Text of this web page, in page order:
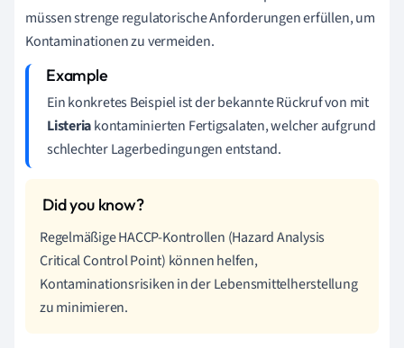
müssen strenge regulatorische Anforderungen erfüllen, um
Kontaminationen zu vermeiden.
Ein konkretes Beispiel ist der bekannte Rückruf von mit
Listeriakontaminierten Fertigsalaten, welcher aufgrund
schlechter Lagerbedingungen entstand.
Regelmäßige HACCP-Kontrollen (Hazard Analysis
Critical Control Point) können helfen,
Kontaminationsrisiken in der Lebensmittelherstellung
zu minimieren.